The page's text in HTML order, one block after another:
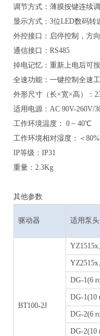
调节方式：薄膜按键连续
显示方式：3位LED数码转
外控接口：启停控制，方
通信接口：RS485
掉电记忆：重新上电后可
全速功能：一键控制全速
外形尺寸（长×宽×高）：
适用电源：AC 90V-260V/
工作环境温度： 0 ~ 40℃
工作环境相对湿度：＜80%
IP等级：IP31
重量：2.3Kg
其他参数
驱动器 适用泵头
BT100-2J
DG-1(6
DG-1(10
DG-2(6
DG-2(10